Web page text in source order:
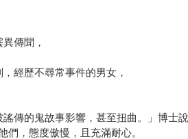
傳聞，
經歷不尋常事件的男女，
傳的鬼故事影響，甚至扭曲。」博士說
，態度傲慢，且充滿耐心。